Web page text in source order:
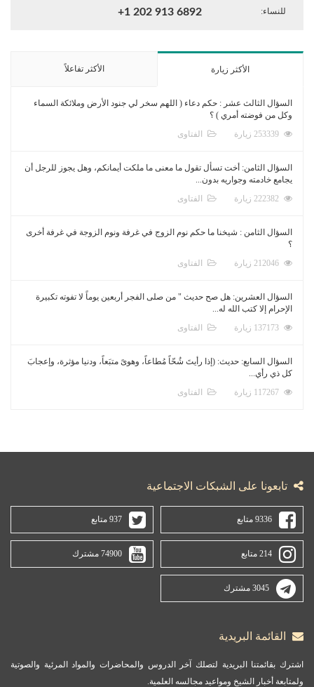
للنساء: +1 202 913 6892
الأكثر زيارة الأكثر تفاعلاً
السؤال الثالث عشر : حكم دعاء ( اللهم سخر لي جنود الأرض وملائكة السماء
وكل من فوضته أمري ) ؟
الفتاوى
السؤال الثامن: أخت تسأل تقول ما معنى ما ملكت أيمانكم، وهل يجوز للرجل أن
يجامع خادمته وجواريه بدون...
الفتاوى
السؤال الثامن : شيخنا ما حكم نوم الزوج في غرفة ونوم الزوجة في غرفة أخرى
؟
الفتاوى
السؤال العشرين: هل صح حديث " من صلى الفجر أربعين يوماً لا تفوته تكبيرة
الإحرام إلا كتب الله له...
الفتاوى
السؤال السابع: حديث: (إذا رأيتَ شُحّاً مُطاعاً، وهوىً متبَعاً، ودنيا مؤثرة، وإعجابَ
كل ذي رأي...
الفتاوى
تابعونا على الشبكات الاجتماعية
9336 متابع 937 متابع
214 متابع 74900 مشترك
3045 مشترك
القائمة البريدية
اشترك بقائمتنا البريدية لتصلك آخر الدروس والمحاضرات والمواد المرئية والصوتية
ولمتابعة أخبار الشيخ ومواعيد مجالسه العلمية.